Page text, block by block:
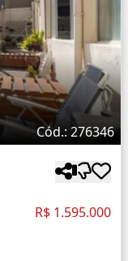
Cód.: 276346
R$ 1.595.000